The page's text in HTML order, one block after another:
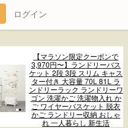
ログイン
【マラソン限定クーポンで
3,970円〜】ランドリーバス
ケット 2段 3段 スリム キャス
ター付き 大容量 70L 81L ラ
ンドリーラック ランドリーワ
ゴン 洗濯かご 洗濯物入れ か
ご ワイヤーバスケット 脱衣
かご ランドリー収納 おしゃ
れ 一人暮らし 新生活